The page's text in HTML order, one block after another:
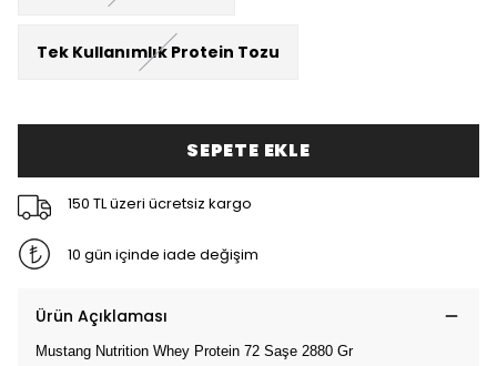
Tek Kullanımlık Protein Tozu
SEPETE EKLE
150 TL üzeri ücretsiz kargo
10 gün içinde iade değişim
Ürün Açıklaması
Mustang Nutrition Whey Protein 72 Saşe 2880 Gr